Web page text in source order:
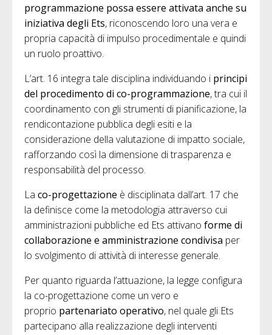
programmazione possa essere attivata anche su
iniziativa degli Ets, riconoscendo loro una vera e
propria capacità di impulso procedimentale e quindi
un ruolo proattivo.
L’art. 16 integra tale disciplina individuando i principi
del procedimento di co-programmazione, tra cui il
coordinamento con gli strumenti di pianificazione, la
rendicontazione pubblica degli esiti e la
considerazione della valutazione di impatto sociale,
rafforzando così la dimensione di trasparenza e
responsabilità del processo.
La co-progettazione è disciplinata dall’art. 17 che
la definisce come la metodologia attraverso cui
amministrazioni pubbliche ed Ets attivano forme di
collaborazione e amministrazione condivisa per
lo svolgimento di attività di interesse generale.
Per quanto riguarda l’attuazione, la legge configura
la co-progettazione come un vero e
proprio partenariato operativo, nel quale gli Ets
partecipano alla realizzazione degli interventi